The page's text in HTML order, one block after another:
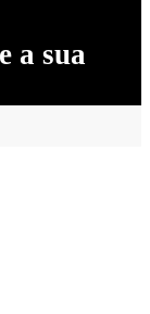
a sua